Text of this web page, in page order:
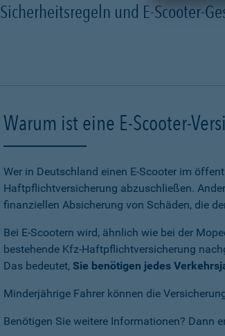
Sicherheitsregeln und E-Scooter-
Warum ist eine E-Scooter-
Wer in Deutschland einen E-Scooter im
Haftpflichtversicherung abzuschließen.
finanziellen Absicherung von Schäden, die
Bei E-Scootern wird, ähnlich wie bei der
bestehende Kfz-Haftpflichtversicherung
Das bedeutet, Sie benötigen jedes
Minderjährige Fahrer können die
Benötigen Sie weitere Informationen? Dann